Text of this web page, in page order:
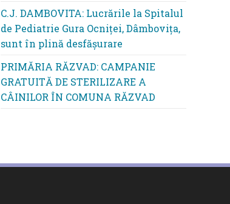
C.J. DAMBOVITA: Lucrările la Spitalul
de Pediatrie Gura Ocniței, Dâmbovița,
sunt în plină desfășurare
PRIMĂRIA RĂZVAD: CAMPANIE
GRATUITĂ DE STERILIZARE A
CÂINILOR ÎN COMUNA RĂZVAD